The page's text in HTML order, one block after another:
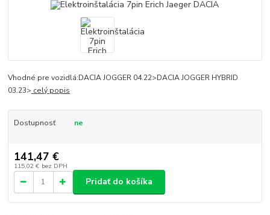
Vhodné pre vozidlá:DACIA JOGGER 04.22>DACIA JOGGER HYBRID
03.23> celý popis
Dostupnosť ne
141,47 €
115,02 € bez DPH
Pridať do košíka